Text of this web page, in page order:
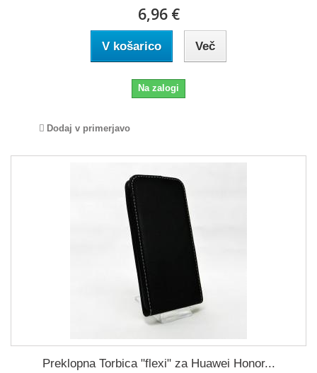
6,96 €
V košarico Več
Na zalogi
Dodaj v primerjavo
Preklopna Torbica "flexi" za Huawei Honor...